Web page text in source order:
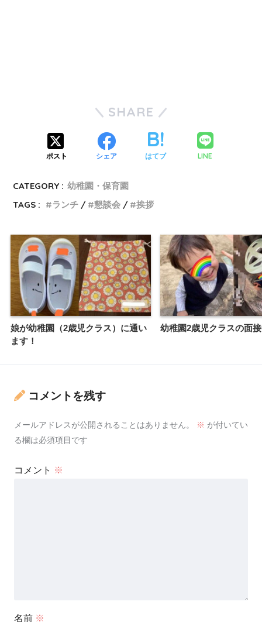
SHARE
ポスト シェア はてブ LINE
CATEGORY : 幼稚園・保育園
TAGS :
ランチ 懇談会 挨拶
娘が幼稚園（2歳児クラス）に通い
ます！
幼稚園2歳児クラスの面
コメントを残す
メールアドレスが公開されることはありません。 ※ が付いてい
る欄は必須項目です
コメント ※
名前 ※